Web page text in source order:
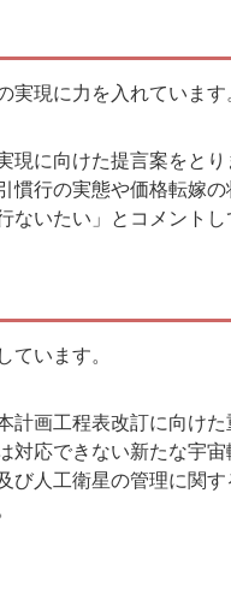
現に力を入れています
に向けた提言案をとり
慣行の実態や価格転嫁
いたい」とコメントし
います。
画工程表改訂に向けた
対応できない新たな宇
び人工衛星の管理に関